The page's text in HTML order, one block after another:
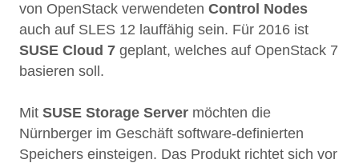
von OpenStack verwendeten Control Nodes
auch auf SLES 12 lauffähig sein. Für 2016 ist
SUSE Cloud 7 geplant, welches auf OpenStack 7
basieren soll.
Mit SUSE Storage Server möchten die
Nürnberger im Geschäft software-definierten
Speichers einsteigen. Das Produkt richtet sich vor